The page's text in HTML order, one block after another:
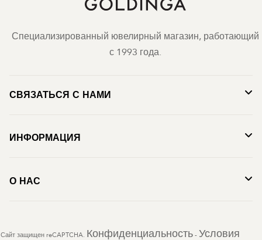
Специализированный ювелирный магазин, работающий
с 1993 года.
СВЯЗАТЬСЯ С НАМИ
ИНФОРМАЦИЯ
О НАС
Сайт защищен reCAPTCHA. Конфиденциальность - Условия